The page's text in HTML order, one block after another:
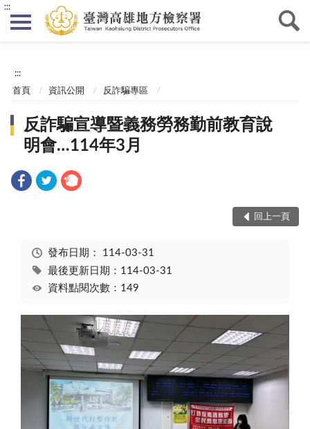
:::
:::
首頁 資訊公開 反詐騙專區
反詐騙宣導暨義務勞務勤前教育說
明會…114年3月
回上一頁
發布日期： 114-03-31
最後更新日期：114-03-31
資料點閱次數：149